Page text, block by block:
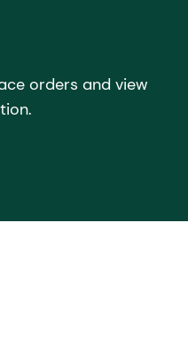
orders and view